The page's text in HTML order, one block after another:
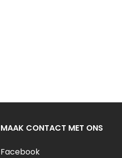
MAAK CONTACT MET ONS
Facebook